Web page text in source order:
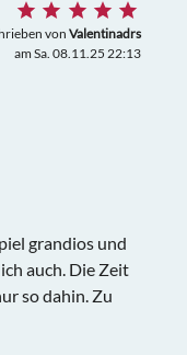
vonValentinadrs
am Sa. 08.11.25 22:13
grandios und
auch. Die Zeit
so dahin. Zu